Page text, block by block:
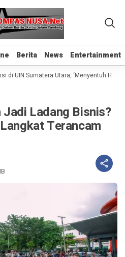
Berita News Entertainment
Berita News Entertainment
Sumatera Utara, ‘Menyentuh Hati
Ladang Bisnis?
Terancam